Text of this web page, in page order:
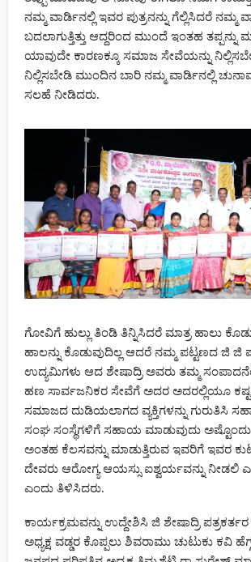
ಪತ್ನಿಯ ಸಹೋದರಿಯ ಮದುವೆಗೆ ಸಜ್ಜಾಗಿದ್ದ ವೈದ್ಯ ಕೊ* :
ಗೃಹಿಣಿ ಸಾವಿನ ಹಿಂದೆ ಅಕ್ರಮ ಸಂಬಂಧದ ಸುಳಿವು :
ಸಹವಾಸದಿಂದ ಹತ್ಯೆಗೈದ್ನಾ ಪತಿ?
ಕೆ.ಆರ್.ನಗರದಲ್ಲಿ ಕಾವೇರಿ ನದಿಯಲ್ಲಿ ದಾರುಣ ದುರಂತ:
6 ಮಂದಿ ಸಾವು, ಇಬ್ಬರ ಸ್ಥಿತಿ ಗಂಭೀರ
ತುಮಕೂರು: ಮಗಳ ಪ್ರಿಯಕರನ ಜೊತೆ ಸೇರಿ ಅಳಿಯನ
ಮೂವರು ಬಂಧನ
ನಮ್ಮ ವಾರ್ಡಿನಲ್ಲಿ ಇವರ ಪುತ್ರನನ್ನು ಗೆಲ್ಲಿಸಿದರೆ ನಮ್ಮ
ಬದಲಾಗುತ್ತಿತ್ತು ಆದ್ದರಿಂದ ಮುಂದೆ ಇಂತಹ ತಪ್ಪನ್ನು
ಯಾವುದೇ ಕಾರಣಕ್ಕೂ ಸಮಾಜ ಸೇವೆಯನ್ನು
ನಿಲ್ಲಿಸಬೇಡಿ ಮುಂದಿನ ಬಾರಿ ನಮ್ಮ ವಾರ್ಡಿನಲ್ಲಿ
ಸಲಹೆ ನೀಡಿದರು.
ಗೋವಿಗೆ ಹುಲ್ಲು ತಿಂಡಿ ತಿನ್ನಿಸಿದರೆ ಮಾತ್ರ ಹಾಲು
ಹಾಲನ್ನು ಕೊಡುವುದಿಲ್ಲ ಆದರೆ ನಮ್ಮ ಪಟ್ಟಣದ ಜಿ ಜಿ
ಉದ್ಯಮಿಗಳು ಆದ ಶೇಷಾದ್ರಿ ಅವರು ತಮ್ಮ
ಹಣ ಸಾರ್ವಜನಿಕರ ಸೇವೆಗೆ ಅದರ ಅದರಲ್ಲಿಯೂ
ಸಮಾಜದ ದುಡಿಯಲಾಗದ ವ್ಯಕ್ತಿಗಳನ್ನು ಗುರುತಿಸಿ
ಸಂಘ ಸಂಸ್ಥೆಗಳಿಗೆ ಸಹಾಯ ಮಾಡುವುದು
ಅಂತಹ ಕೆಲಸವನ್ನು ಮಾಡುತ್ತಿರುವ ಇವರಿಗೆ ಇವರ
ದೇವರು ಆರೋಗ್ಯ ಆಯಸ್ಸು ಐಶ್ವರ್ಯವನ್ನು ನೀಡಲಿ
ಎಂದು ತಿಳಿಸಿದರು.
ಕಾರ್ಯಕ್ರಮವನ್ನು ಉದ್ದೇಶಿಸಿ ಜಿ ಶೇಷಾದ್ರಿ
ಅಧ್ಯಕ್ಷ ವಡ್ಡರ ಕೊಪ್ಪಲು ಶಿವರಾಮು ಚುಟುಕು ಕವಿ